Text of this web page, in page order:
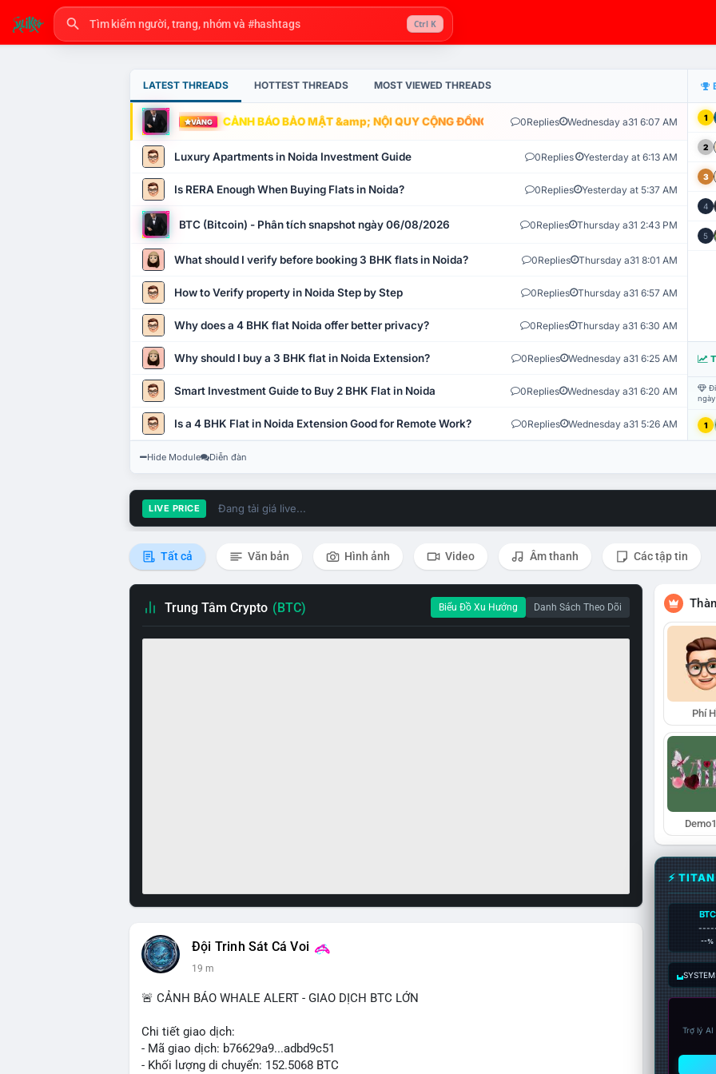
Ctrl K
LATEST THREADS HOTTEST THREADS MOST VIEWED THREADS
VÀNG CẢNH BÁO BẢO MẬT &amp; NỘI QUY CỘNG ĐỒNG VLIKE.VN: HỆ THỐNG GIÁM SÁT TỰ
0Replies Wednesday a31 6:07 AM
Luxury Apartments in Noida Investment Guide 0Replies Yesterday at 6:13 AM
Is RERA Enough When Buying Flats in Noida? 0Replies Yesterday at 5:37 AM
BTC (Bitcoin) - Phân tích snapshot ngày 06/08/2026 0Replies Thursday a31 2:43 PM
What should I verify before booking 3 BHK flats in Noida? 0Replies Thursday a31 8:01 AM
How to Verify property in Noida Step by Step 0Replies Thursday a31 6:57 AM
Why does a 4 BHK flat Noida offer better privacy? 0Replies Thursday a31 6:30 AM
Why should I buy a 3 BHK flat in Noida Extension? 0Replies Wednesday a31 6:25 AM
Smart Investment Guide to Buy 2 BHK Flat in Noida 0Replies Wednesday a31 6:20 AM
Is a 4 BHK Flat in Noida Extension Good for Remote Work? 0Replies Wednesday a31 5:26 AM
1
2
3
4
5
1
Hide Module Diễn đàn
LIVE PRICE Đang tải giá live...
Tất cả Văn bản Hình ảnh Video Âm thanh Các tập tin
Trung Tâm Crypto (BTC) Biểu Đồ Xu Hướng Danh Sách Theo Dõi
Đội Trinh Sát Cá Voi
19 m
🚨 CẢNH BÁO WHALE ALERT - GIAO DỊCH BTC LỚN
Chi tiết giao dịch:
- Mã giao dịch: b76629a9...adbd9c51
- Khối lượng di chuyển: 152.5068 BTC
Phí
⚡
BTC
--%
Trợ lý